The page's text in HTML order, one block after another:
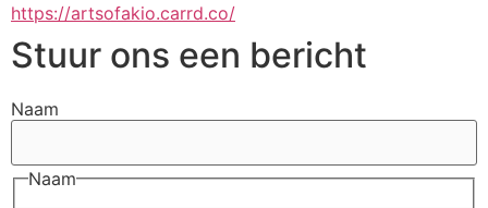
https://artsofakio.carrd.co/
Stuur ons een bericht
Naam
Naam